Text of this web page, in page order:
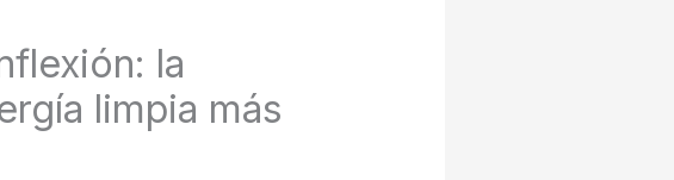
la
limpia más